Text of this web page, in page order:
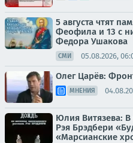
5 августа чтят
Феофила и 13 с
Федора Ушакова
СМИ 05.08.2026,
Олег Царёв:
МНЕНИЯ
Юлия Витязева: В
Рэя Брэдбери
«Марсианские